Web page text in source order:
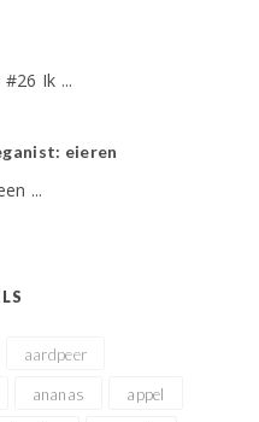
Ik ...
eieren
...
aardpeer
ananas appel